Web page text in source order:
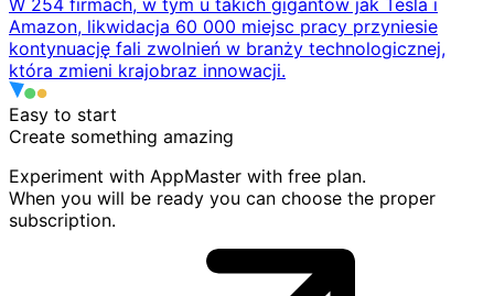
Amazon, likwidacja 60 000 miejsc pracy przyniesie
kontynuację fali zwolnień w branży technologicznej,
która zmieni krajobraz innowacji.
Easy to start
Create something amazing
Experiment with AppMaster with free plan.
When you will be ready you can choose the proper
subscription.